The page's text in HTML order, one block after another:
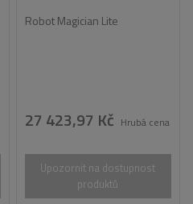
Robot Magician Lite
27 423,97 Kč Hrubá cena
Upozornit na dostupnost
produktů